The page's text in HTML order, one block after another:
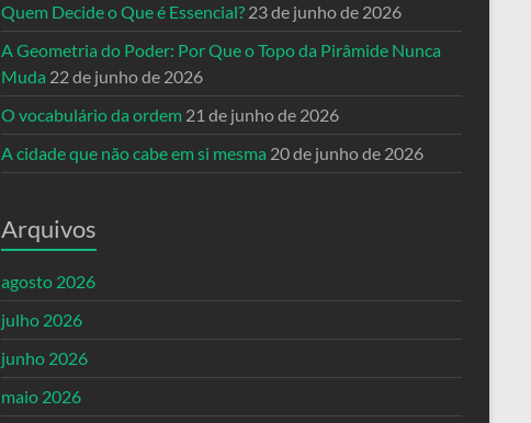
Quem Decide o Que é Essencial? 23 de junho de 2026
A Geometria do Poder: Por Que o Topo da Pirâmide Nunca
Muda 22 de junho de 2026
O vocabulário da ordem 21 de junho de 2026
A cidade que não cabe em si mesma 20 de junho de 2026
Arquivos
agosto 2026
julho 2026
junho 2026
maio 2026